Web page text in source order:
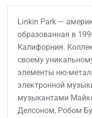
Linkin Park —
образованная в
Калифорния.
своему
элементы ню-
электронной
музыкантами
Делсоном, Робом